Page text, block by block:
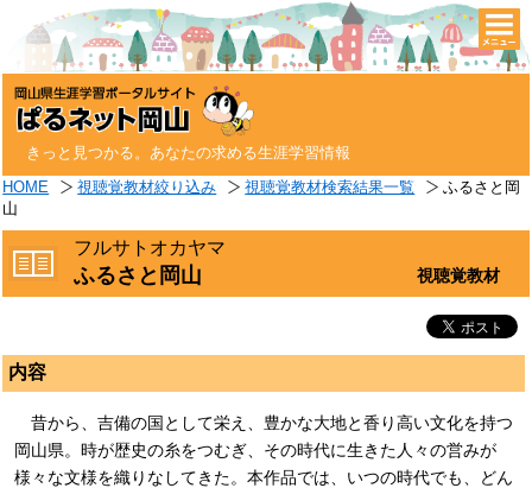
きっと見つかる。あなたの求める生涯学習情報
HOME 視聴覚教材絞り込み 視聴覚教材検索結果一覧
ふるさと岡
山
フルサトオカヤマ
ふるさと岡山 視聴覚教材
内容
昔から、吉備の国として栄え、豊かな大地と香り高い文化を持つ
岡山県。時が歴史の糸をつむぎ、その時代に生きた人々の営みが
様々な文様を織りなしてきた。本作品では、いつの時代でも、どん